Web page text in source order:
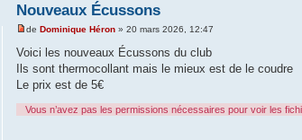
Nouveaux Écussons
deDominique Héron » 20 mars 2026, 12:47
Voici les nouveaux Écussons du club
Ils sont thermocollant mais le mieux est de le coudre
Le prix est de 5€
Vous n’avez pas les permissions nécessaires pour voir les